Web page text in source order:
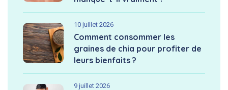
10 juillet 2026
Comment consommer les
graines de chia pour profiter de
leurs bienfaits ?
9 juillet 2026